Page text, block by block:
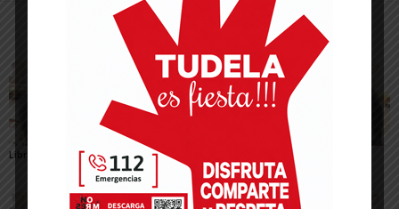
Artículos relacionados Más del autor
Libros, por Pepe Alfaro
Involución, por Pepe
Alfaro
Desinformación, por
Pepe Alfaro